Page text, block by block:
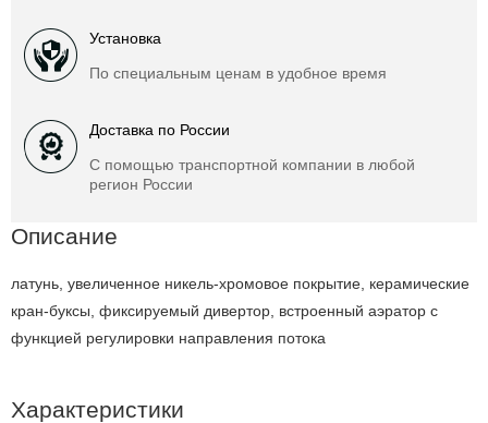
Установка
По специальным ценам в удобное время
Доставка по России
С помощью транспортной компании в любой
регион России
Описание
латунь, увеличенное никель-хромовое покрытие, керамические
кран-буксы, фиксируемый дивертор, встроенный аэратор с
функцией регулировки направления потока
Характеристики